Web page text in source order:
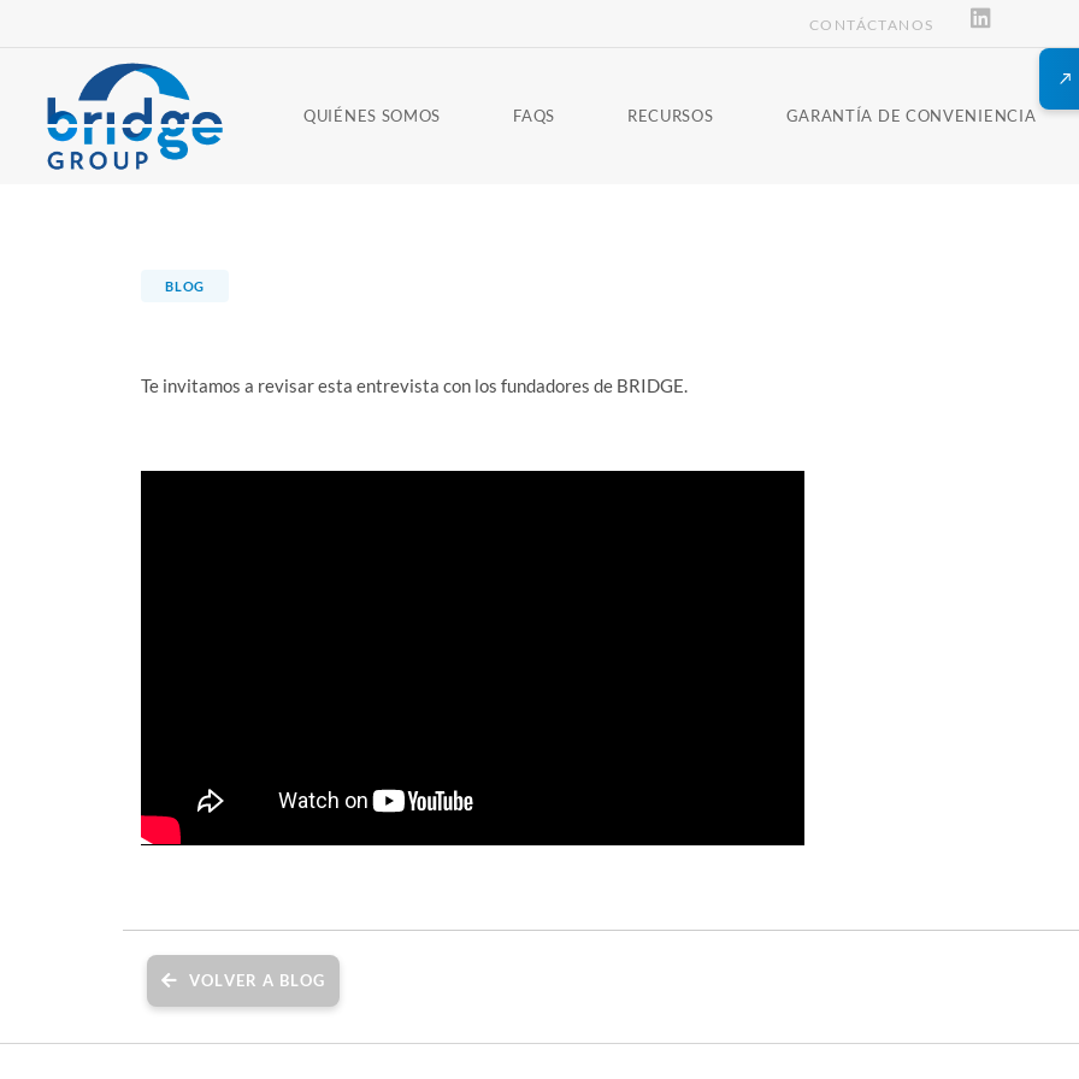
CONTÁCTANOS
QUIÉNES SOMOS FAQS RECURSOS GARANTÍA DE CONVENIENCIA
BLOG
Te invitamos a revisar esta entrevista con los fundadores de BRIDGE.
VOLVER A BLOG